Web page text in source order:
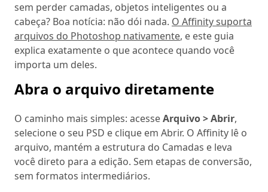
sem perder camadas, objetos inteligentes ou a
cabeça? Boa notícia: não dói nada. O Affinity suporta
arquivos do Photoshop nativamente, e este guia
explica exatamente o que acontece quando você
importa um deles.
Abra o arquivo diretamente
O caminho mais simples: acesseArquivo > Abrir,
selecione o seu PSD e clique em Abrir. O Affinity lê o
arquivo, mantém a estrutura do Camadas e leva
você direto para a edição. Sem etapas de conversão,
sem formatos intermediários.